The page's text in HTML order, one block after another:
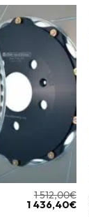
1 512,00€
1 436,40€